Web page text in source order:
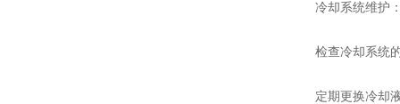
冷却系统维护
检查冷却系统的
定期更换冷却液